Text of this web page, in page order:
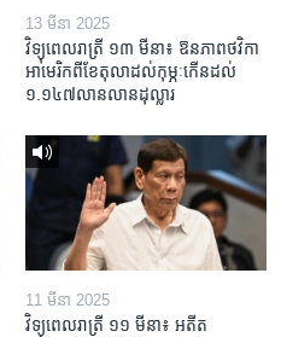
13 មីនា 2025
វិទ្យុពេលរាត្រី ១៣ មីនា៖ ឱនភាព​ថវិកា​
អាមេរិក​ពី​ខែ​តុលា​ដល់​កុម្ភៈ​កើន​ដល់​
១.១៤៧​លានលាន​ដុល្លារ
11 មីនា 2025
វិទ្យុពេលរាត្រី ១១ មីនា៖ អតីត​